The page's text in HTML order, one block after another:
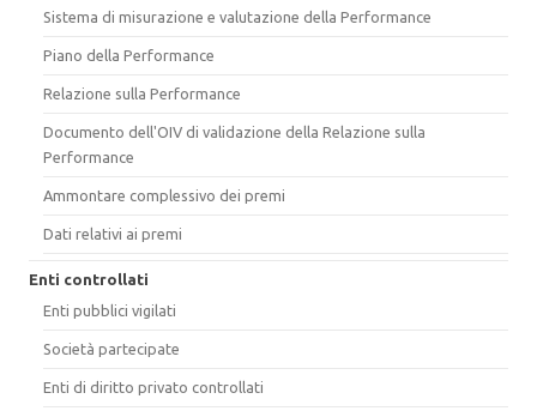
Sistema di misurazione e valutazione della Performance
Piano della Performance
Relazione sulla Performance
Documento dell'OIV di validazione della Relazione sulla
Performance
Ammontare complessivo dei premi
Dati relativi ai premi
Enti controllati
Enti pubblici vigilati
Società partecipate
Enti di diritto privato controllati